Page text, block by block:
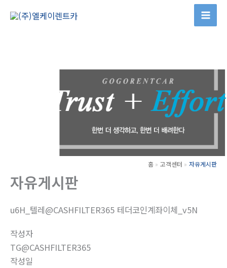
홈 고객센터 자유게시판
자유게시판
u6H_텔레@CASHFILTER365 테더코인계좌이체_v5N
작성자
TG@CASHFILTER365
작성일